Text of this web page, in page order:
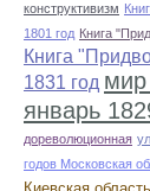
конструктивизм
1801 год Книга
Книга
1831 год
январь
дореволюционная
годов Московская